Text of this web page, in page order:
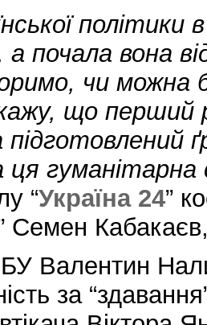
політики
а почала вона
чи можна
що перший
ця гуманітарна
“Україна 24”
Семен
Валентин
за